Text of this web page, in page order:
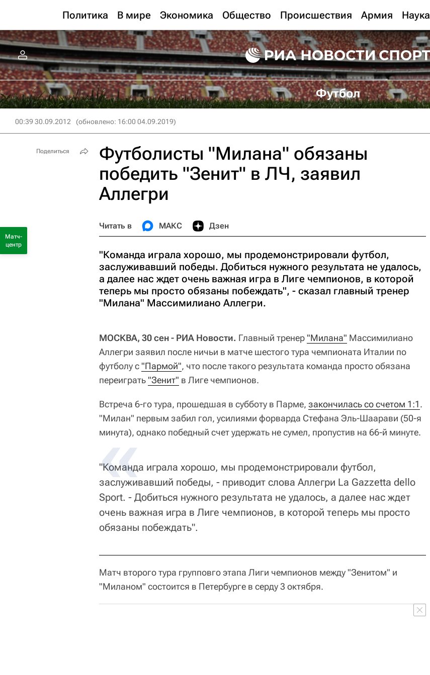
Политика В мире Экономика Общество Происшествия Армия Наука
Футбол
00:39 30.09.2012 (обновлено: 16:00 04.09.2019)
Футболисты "Милана" обязаны
победить "Зенит" в ЛЧ, заявил
Аллегри
Читать в МАКС Дзен
"Команда играла хорошо, мы продемонстрировали футбол,
заслуживавший победы. Добиться нужного результата не удалось,
а далее нас ждет очень важная игра в Лиге чемпионов, в которой
теперь мы просто обязаны побеждать", - сказал главный тренер
"Милана" Массимилиано Аллегри.
МОСКВА, 30 сен - РИА Новости. Главный тренер"Милана" Массимилиано
Аллегри заявил после ничьи в матче шестого тура чемпионата Италии по
футболу с"Пармой", что после такого результата команда просто обязана
переиграть"Зенит" в Лиге чемпионов.
Встреча 6-го тура, прошедшая в субботу в Парме, закончилась со счетом 1:1.
"Милан" первым забил гол, усилиями форварда Стефана Эль-Шаарави (50-я
минута), однако победный счет удержать не сумел, пропустив на 66-й минуте.
"Команда играла хорошо, мы продемонстрировали футбол,
заслуживавший победы, - приводит слова Аллегри La Gazzetta dello
Sport. - Добиться нужного результата не удалось, а далее нас ждет
очень важная игра в Лиге чемпионов, в которой теперь мы просто
обязаны побеждать".
Матч второго тура групповго этапа Лиги чемпионов между "Зенитом" и
"Миланом" состоится в Петербурге в серду 3 октября.
Поделиться
Матч-
центр